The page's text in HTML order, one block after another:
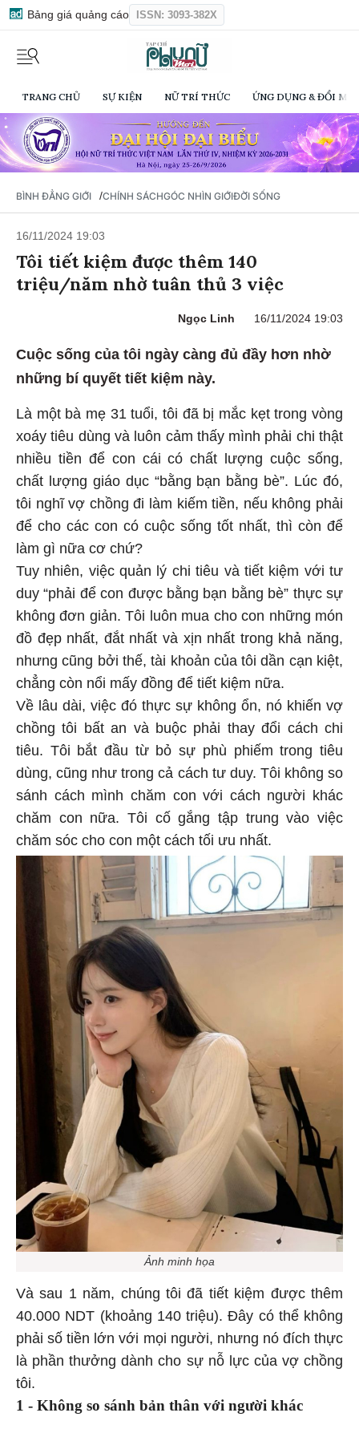
Bảng giá quảng cáo ISSN: 3093-382X
TRANG CHỦ SỰ KIỆN NỮ TRÍ THỨC ỨNG DỤNG & ĐỔI
BÌNH ĐẲNG GIỚI /CHÍNH SÁCHGÓC NHÌN GIỚIĐỜI SỐNG
16/11/2024 19:03
Tôi tiết kiệm được thêm 140
triệu/năm nhờ tuân thủ 3 việc
Ngọc Linh 16/11/2024 19:03
Cuộc sống của tôi ngày càng đủ đầy hơn nhờ
những bí quyết tiết kiệm này.
Là một bà mẹ 31 tuổi, tôi đã bị mắc kẹt trong vòng
xoáy tiêu dùng và luôn cảm thấy mình phải chi thật
nhiều tiền để con cái có chất lượng cuộc sống,
chất lượng giáo dục “bằng bạn bằng bè”. Lúc đó,
tôi nghĩ vợ chồng đi làm kiếm tiền, nếu không phải
để cho các con có cuộc sống tốt nhất, thì còn để
làm gì nữa cơ chứ?
Tuy nhiên, việc quản lý chi tiêu và tiết kiệm với tư
duy “phải để con được bằng bạn bằng bè” thực sự
không đơn giản. Tôi luôn mua cho con những món
đồ đẹp nhất, đắt nhất và xịn nhất trong khả năng,
nhưng cũng bởi thế, tài khoản của tôi dần cạn kiệt,
chẳng còn nổi mấy đồng để tiết kiệm nữa.
Về lâu dài, việc đó thực sự không ổn, nó khiến vợ
chồng tôi bất an và buộc phải thay đổi cách chi
tiêu. Tôi bắt đầu từ bỏ sự phù phiếm trong tiêu
dùng, cũng như trong cả cách tư duy. Tôi không so
sánh cách mình chăm con với cách người khác
chăm con nữa. Tôi cố gắng tập trung vào việc
chăm sóc cho con một cách tối ưu nhất.
Ảnh minh họa
Và sau 1 năm, chúng tôi đã tiết kiệm được thêm
40.000 NDT (khoảng 140 triệu). Đây có thể không
phải số tiền lớn với mọi người, nhưng nó đích thực
là phần thưởng dành cho sự nỗ lực của vợ chồng
tôi.
1 - Không so sánh bản thân với người khác